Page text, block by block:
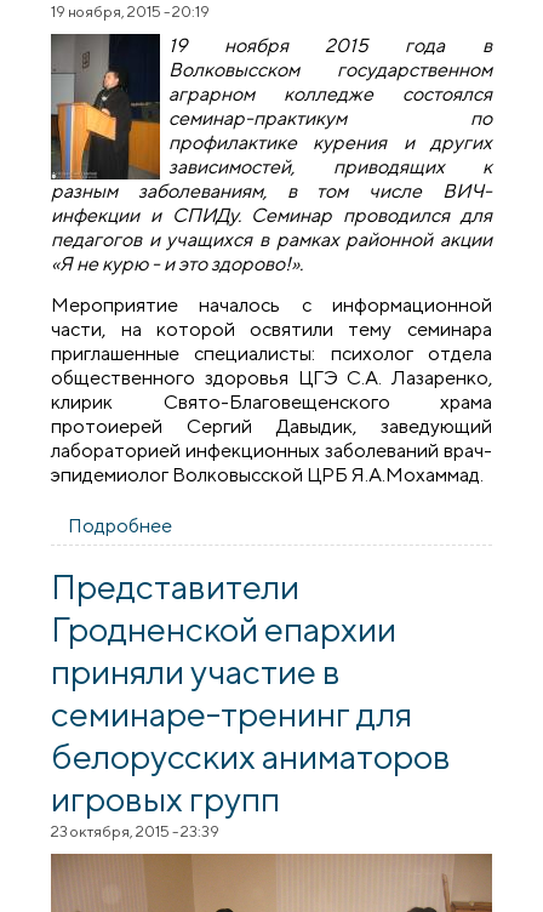
19 ноября, 2015 - 20:19
19 ноября 2015 года в
Волковысском государственном
аграрном колледже состоялся
семинар-практикум по
профилактике курения и других
зависимостей, приводящих к
разным заболеваниям, в том числе ВИЧ-
инфекции и СПИДу. Семинар проводился для
педагогов и учащихся в рамках районной акции
«Я не курю - и это здорово!».
Мероприятие началось с информационной
части, на которой освятили тему семинара
приглашенные специалисты: психолог отдела
общественного здоровья ЦГЭ С.А. Лазаренко,
клирик Свято-Благовещенского храма
протоиерей Сергий Давыдик, заведующий
лабораторией инфекционных заболеваний врач-
эпидемиолог Волковысской ЦРБ Я.А.Мохаммад.
Подробнее
принял участие в семинаре-практикуме
Представители
Гродненской епархии
приняли участие в
семинаре-тренинг для
белорусских аниматоров
игровых групп
23 октября, 2015 - 23:39